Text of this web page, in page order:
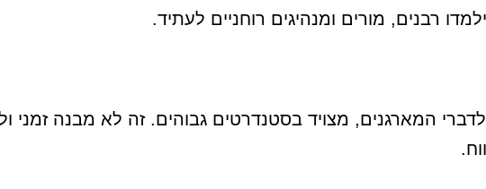
רבנים, מורים ומנהיגים רוחניים לעתיד.
המארגנים, מצויד בסטנדרטים גבוהים. זה לא מבנה זמני